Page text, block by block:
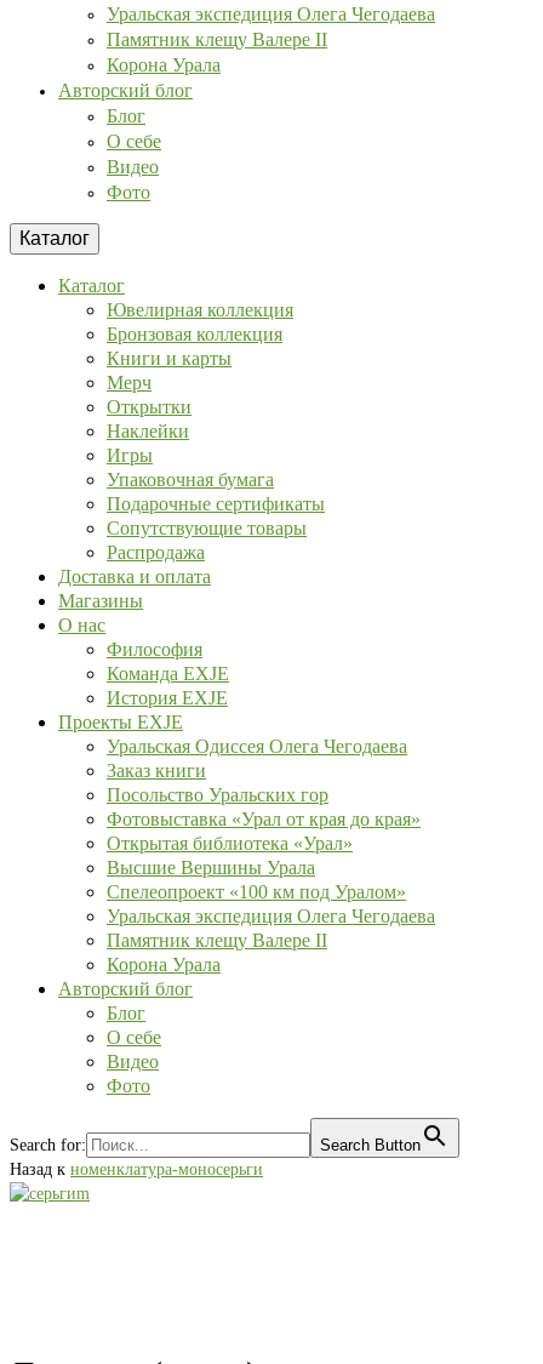
Уральская экспедиция Олега Чегодаева
Памятник клещу Валере II
Корона Урала
Авторский блог
Блог
О себе
Видео
Фото
Каталог
Каталог
Ювелирная коллекция
Бронзовая коллекция
Книги и карты
Мерч
Открытки
Наклейки
Игры
Упаковочная бумага
Подарочные сертификаты
Сопутствующие товары
Распродажа
Доставка и оплата
Магазины
О нас
Философия
Команда EXJE
История EXJE
Проекты EXJE
Уральская Одиссея Олега Чегодаева
Заказ книги
Посольство Уральских гор
Фотовыставка «Урал от края до края»
Открытая библиотека «Урал»
Высшие Вершины Урала
Спелеопроект «100 км под Уралом»
Уральская экспедиция Олега Чегодаева
Памятник клещу Валере II
Корона Урала
Авторский блог
Блог
О себе
Видео
Фото
Search for:
Search Button
Назад к номенклатура-моносерьги